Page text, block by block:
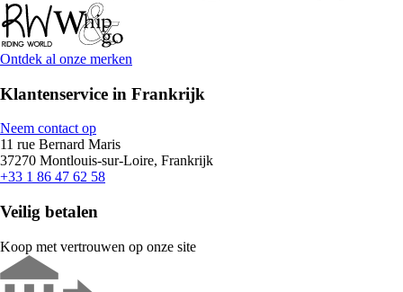
Ontdek al onze merken
Klantenservice in Frankrijk
Neem contact op
11 rue Bernard Maris
37270 Montlouis-sur-Loire, Frankrijk
+33 1 86 47 62 58
Veilig betalen
Koop met vertrouwen op onze site